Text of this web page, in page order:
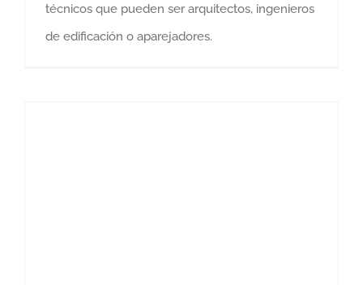
técnicos que pueden ser arquitectos, ingenieros
de edificación o aparejadores.